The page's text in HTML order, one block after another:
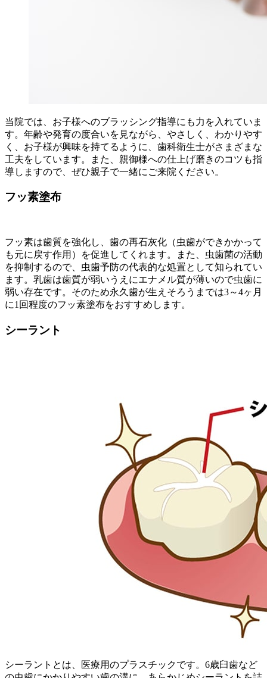
当院では、お子様へのブラッシング指導にも力を入れていま
す。年齢や発育の度合いを見ながら、やさしく、わかりやす
く、お子様が興味を持てるように、歯科衛生士がさまざまな
工夫をしています。また、親御様への仕上げ磨きのコツも指
導しますので、ぜひ親子で一緒にご来院ください。
フッ素塗布
フッ素は歯質を強化し、歯の再石灰化（虫歯ができかかって
も元に戻す作用）を促進してくれます。また、虫歯菌の活動
を抑制するので、虫歯予防の代表的な処置として知られてい
ます。乳歯は歯質が弱いうえにエナメル質が薄いので虫歯に
弱い存在です。そのため永久歯が生えそろうまでは3～4ヶ月
に1回程度のフッ素塗布をおすすめします。
シーラント
シーラントとは、医療用のプラスチックです。6歳臼歯など